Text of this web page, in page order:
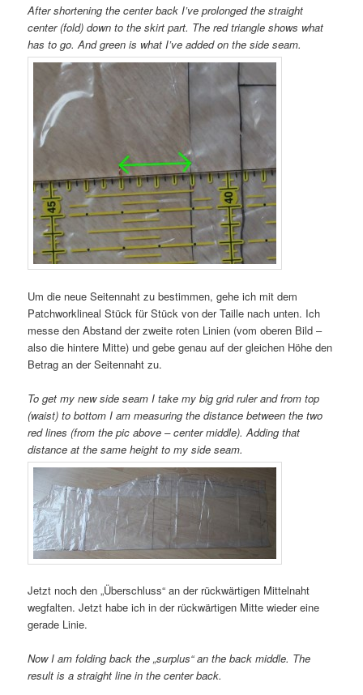
After shortening the center back I’ve prolonged the straight
center (fold) down to the skirt part. The red triangle shows what
has to go. And green is what I’ve added on the side seam.
Um die neue Seitennaht zu bestimmen, gehe ich mit dem
Patchworklineal Stück für Stück von der Taille nach unten. Ich
messe den Abstand der zweite roten Linien (vom oberen Bild –
also die hintere Mitte) und gebe genau auf der gleichen Höhe den
Betrag an der Seitennaht zu.
To get my new side seam I take my big grid ruler and from top
(waist) to bottom I am measuring the distance between the two
red lines (from the pic above – center middle). Adding that
distance at the same height to my side seam.
Jetzt noch den „Überschluss“ an der rückwärtigen Mittelnaht
wegfalten. Jetzt habe ich in der rückwärtigen Mitte wieder eine
gerade Linie.
Now I am folding back the „surplus“ an the back middle. The
result is a straight line in the center back.